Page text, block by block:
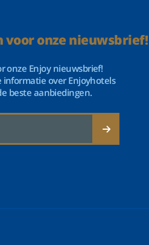
voor onze nieuwsbrief!
onze Enjoy nieuwsbrief!
informatie over Enjoyhotels
beste aanbiedingen.